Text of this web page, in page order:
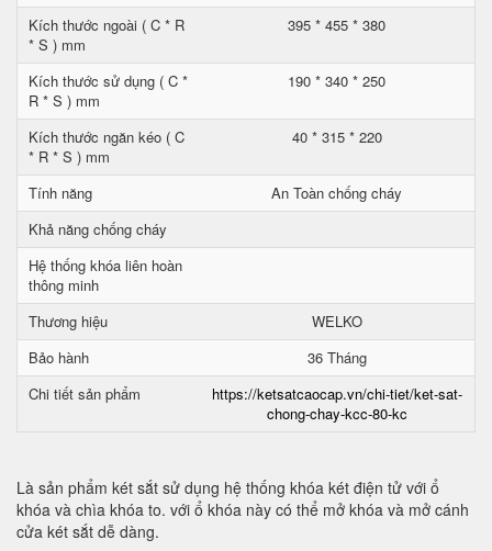
Kích thước ngoài ( C * R
* S ) mm
395 * 455 * 380
Kích thước sử dụng ( C *
R * S ) mm
190 * 340 * 250
Kích thước ngăn kéo ( C
* R * S ) mm
40 * 315 * 220
Tính năng
An Toàn chống cháy
Khả năng chống cháy
Hệ thống khóa liên hoàn
thông minh
Thương hiệu
WELKO
Bảo hành
36 Tháng
Chi tiết sản phẩm
https://ketsatcaocap.vn/chi-tiet/ket-sat-
chong-chay-kcc-80-kc
Là sản phẩm két sắt sử dụng hệ thống khóa két điện tử với ổ
khóa và chìa khóa to. với ổ khóa này có thể mở khóa và mở cánh
cửa két sắt dễ dàng.